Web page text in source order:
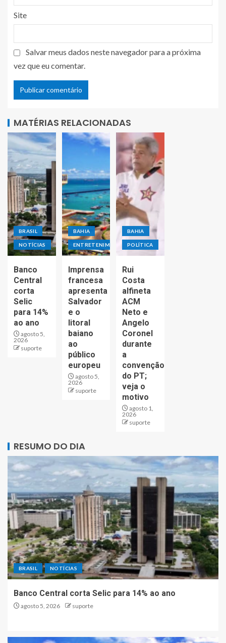
Site
Salvar meus dados neste navegador para a próxima
vez que eu comentar.
MATÉRIAS RELACIONADAS
BRASIL
NOTÍCIAS
Banco
Central
corta
Selic
para 14%
ao ano
agosto 5,
2026
suporte
BAHIA
ENTRETENIMENTO
Imprensa
francesa
apresenta
Salvador
e o
litoral
baiano
ao
público
europeu
agosto 5,
2026
suporte
BAHIA
POLÍTICA
Rui
Costa
alfineta
ACM
Neto e
Angelo
Coronel
durante
a
convenção
do PT;
veja o
motivo
agosto 1,
2026
suporte
RESUMO DO DIA
BRASIL NOTÍCIAS
Banco Central corta Selic para 14% ao ano
agosto 5, 2026 suporte